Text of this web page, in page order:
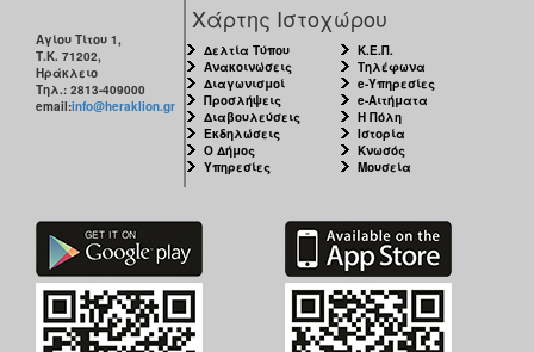
ΠΟΛΙΤΙΣΜΟΣ
ΑΝΘΕΚΤΙΚΗ
ΠΟΛΗ
Αγίου Τίτου 1,
Τ.Κ. 71202,
Ηράκλειο
Τηλ.: 2813-409000
email:info@heraklion.gr
Χάρτης Ιστοχώρου
Δελτία Τύπου
Ανακοινώσεις
Διαγωνισμοί
Προσλήψεις
Διαβουλεύσεις
Εκδηλώσεις
Ο Δήμος
Υπηρεσίες
Κ.Ε.Π.
Τηλέφωνα
e-Υπηρεσίες
e-Αιτήματα
Η Πόλη
Ιστορία
Κνωσός
Μουσεία